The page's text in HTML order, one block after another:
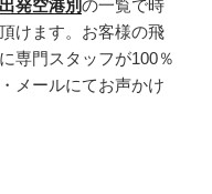
出発空港別の一覧で時
けます。お客様の飛
専門スタッフが100％
メールにてお声かけ